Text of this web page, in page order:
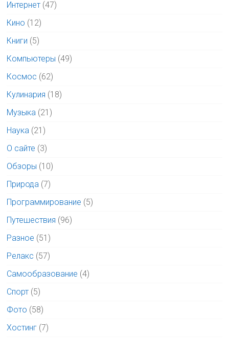
Интернет (47)
Кино (12)
Книги (5)
Компьютеры (49)
Космос (62)
Кулинария (18)
Музыка (21)
Наука (21)
О сайте (3)
Обзоры (10)
Природа (7)
Программирование (5)
Путешествия (96)
Разное (51)
Релакс (57)
Самообразование (4)
Спорт (5)
Фото (58)
Хостинг (7)